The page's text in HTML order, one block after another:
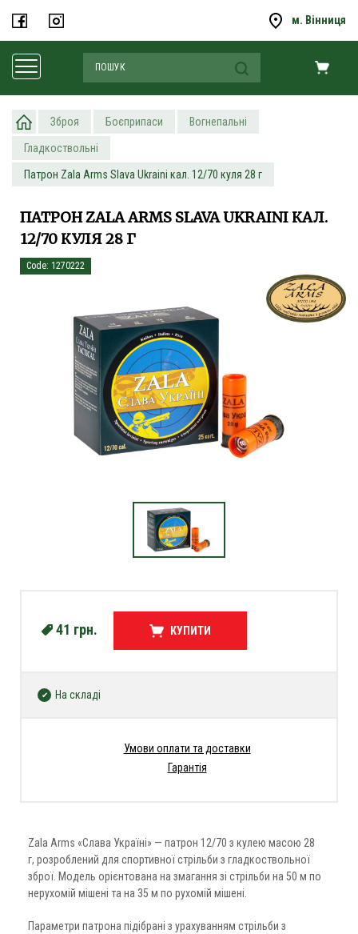
м. Вінниця
Зброя Боєприпаси Вогнепальні
Гладкоствольні
Патрон Zala Arms Slava Ukraini кал. 12/70 куля 28 г
ПАТРОН ZALA ARMS SLAVA UKRAINI КАЛ.
12/70 КУЛЯ 28 Г
Code: 1270222
Zala Arms «Слава Україні» — патрон 12/70 з кулею масою 28
г, розроблений для спортивної стрільби з гладкоствольної
зброї. Модель орієнтована на змагання зі стрільби на 50 м по
нерухомій мішені та на 35 м по рухомій мішені.
Параметри патрона підібрані з урахуванням стрільби з
41 грн. КУПИТИ
На складі
Умови оплати та доставки
Гарантія